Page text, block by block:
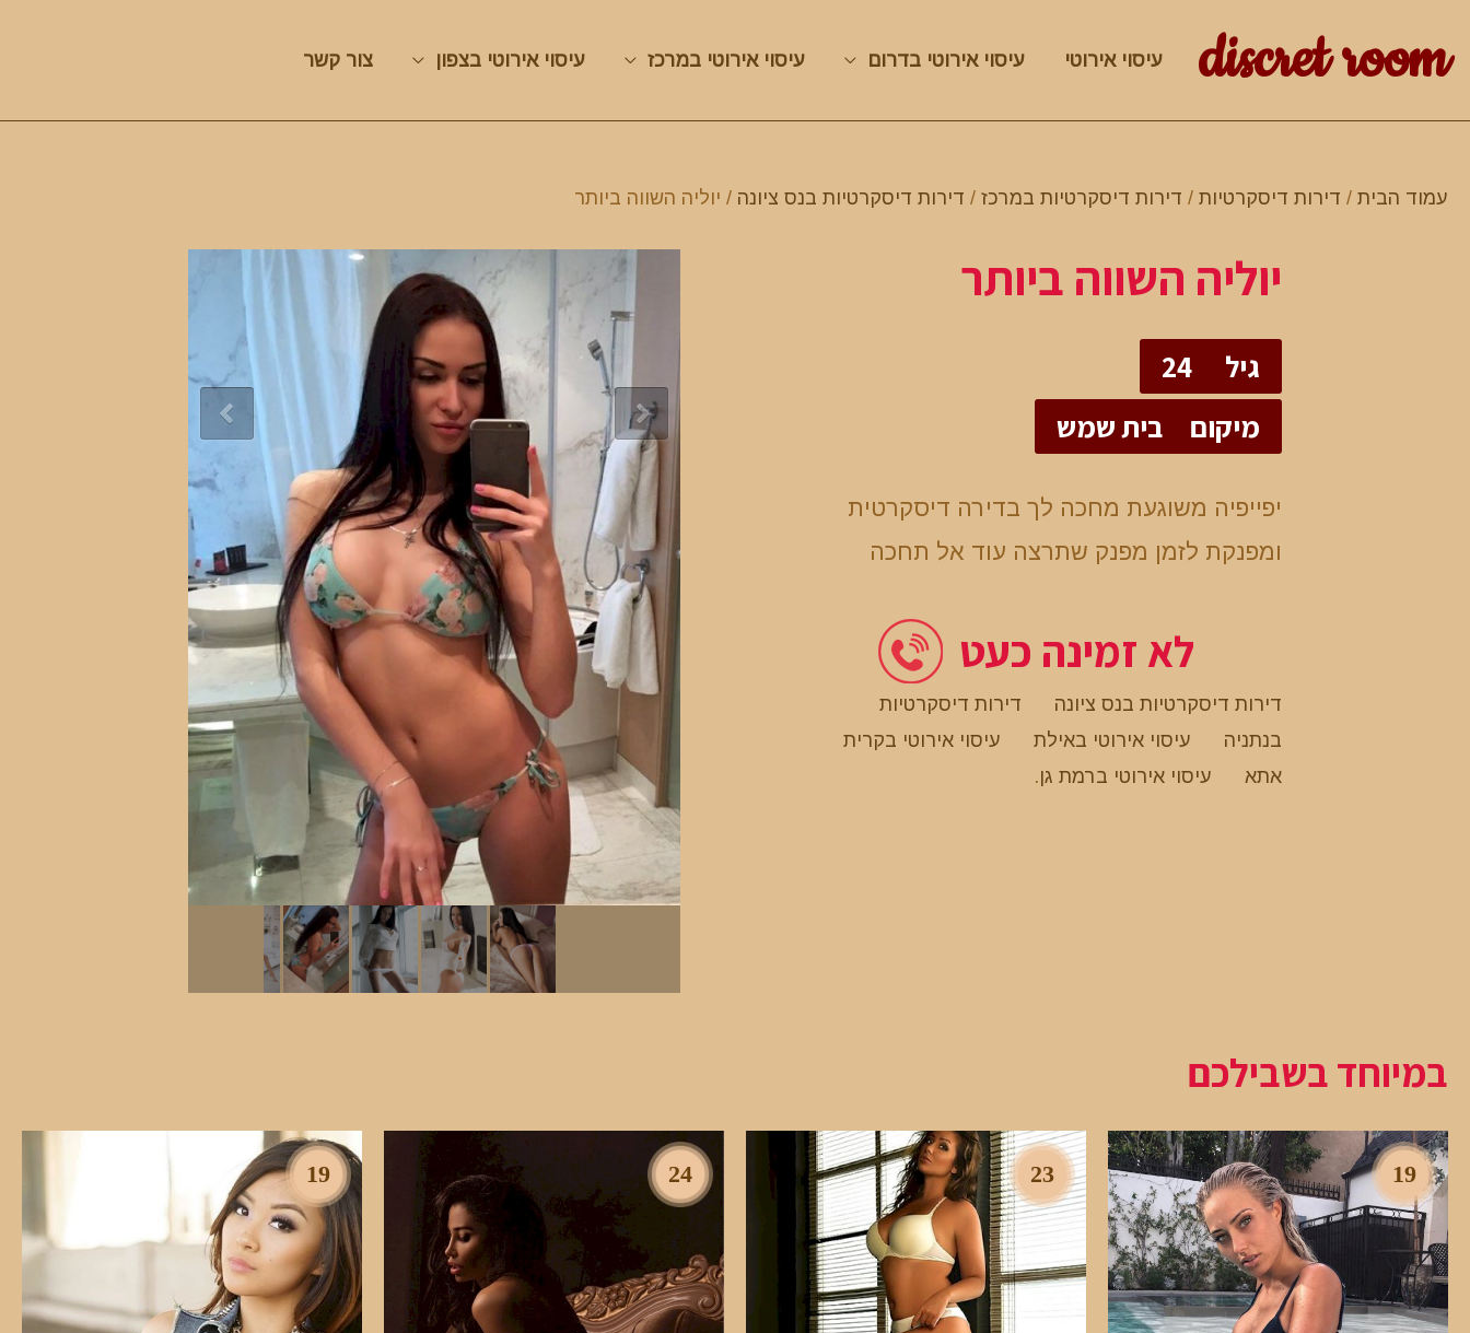
discret room עיסוי אירוטי עיסוי אירוטי בדרום עיסוי אירוטי במרכז עיסוי אירוטי בצפון צור קשר
עמוד הבית / דירות דיסקרטיות / דירות דיסקרטיות במרכז / דירות דיסקרטיות בנס ציונה / יוליה השווה ביותר
יוליה השווה ביותר
גיל
24
מיקום
בית שמש
יפייפיה משוגעת מחכה לך בדירה דיסקרטית
ומפנקת לזמן מפנק שתרצה עוד אל תחכה
לא זמינה כעט
דירות דיסקרטיות בנס ציונה
דירות דיסקרטיות
בנתניה
עיסוי אירוטי באילת
עיסוי אירוטי בקרית
אתא
עיסוי אירוטי ברמת גן.
במיוחד בשבילכם
19
23
24
19